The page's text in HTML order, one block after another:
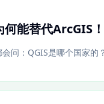
能替代ArcGIS
问：QGIS是哪个国家的